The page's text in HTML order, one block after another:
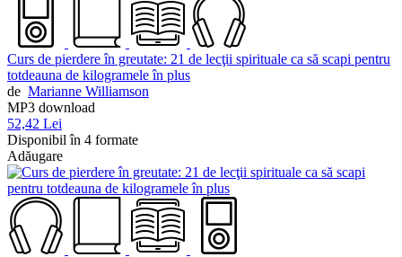
Curs de pierdere în greutate: 21 de lecţii spirituale ca să scapi pentru
totdeauna de kilogramele în plus
de Marianne Williamson
MP3 download
52,42 Lei
Disponibil în 4 formate
Adăugare